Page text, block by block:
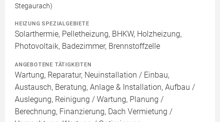
Stegaurach)
HEIZUNG SPEZIALGEBIETE
Solarthermie, Pelletheizung, BHKW, Holzheizung,
Photovoltaik, Badezimmer, Brennstoffzelle
ANGEBOTENE TÄTIGKEITEN
Wartung, Reparatur, Neuinstallation / Einbau,
Austausch, Beratung, Anlage & Installation, Aufbau /
Auslegung, Reinigung / Wartung, Planung /
Berechnung, Finanzierung, Dach Vermietung /